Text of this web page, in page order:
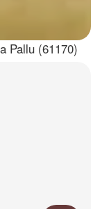
Pallu (61170)